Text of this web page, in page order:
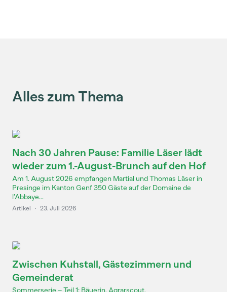
Alles zum Thema
Nach 30 Jahren Pause: Familie Läser lädt
wieder zum 1.-August-Brunch auf den Hof
Am 1. August 2026 empfangen Martial und Thomas Läser in
Presinge im Kanton Genf 350 Gäste auf der Domaine de
l’Abbaye...
Artikel · 23. Juli 2026
Zwischen Kuhstall, Gästezimmern und
Gemeinderat
Sommerserie – Teil 1: Bäuerin, Agrarscout,